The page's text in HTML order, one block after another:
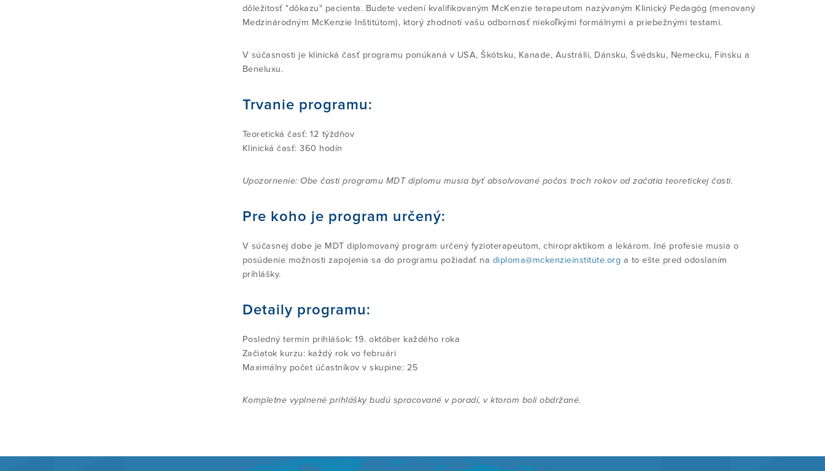
dôležitosť "dôkazu" pacienta. Budete vedení kvalifikovaným McKenzie terapeutom nazývaným Klinický Pedagóg (menovaný
Medzinárodným McKenzie Inštitútom), ktorý zhodnotí vašu odbornosť niekoľkými formálnymi a priebežnými testami.
V súčasnosti je klinická časť programu ponúkaná v USA, Škótsku, Kanade, Austrálii, Dánsku, Švédsku, Nemecku, Fínsku a
Beneluxu.
Trvanie programu:
Teoretická časť: 12 týždňov
Klinická časť: 360 hodín
Upozornenie: Obe časti programu MDT diplomu musia byť absolvované počas troch rokov od začatia teoretickej časti.
Pre koho je program určený:
V súčasnej dobe je MDT diplomovaný program určený fyzioterapeutom, chiropraktikom a lekárom. Iné profesie musia o
posúdenie možnosti zapojenia sa do programu požiadať na diploma@mckenzieinstitute.org a to ešte pred odoslaním
prihlášky.
Detaily programu:
Posledný termín prihlášok: 19. október každého roka
Začiatok kurzu: každý rok vo februári
Maximálny počet účastníkov v skupine: 25
Kompletne vyplnené prihlášky budú spracované v poradí, v ktorom boli obdržané.